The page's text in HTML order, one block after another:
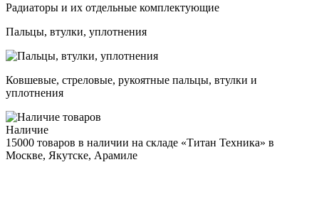
Радиаторы и их отдельные комплектующие
Пальцы, втулки, уплотнения
Ковшевые, стреловые, рукоятные пальцы, втулки и
уплотнения
Наличие
15000 товаров в наличии на складе «Титан Техника» в
Москве, Якутске, Арамиле